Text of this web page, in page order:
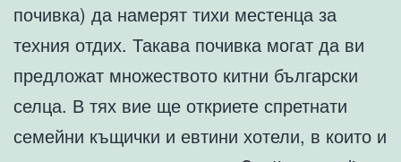
почивка) да намерят тихи местенца за
техния отдих. Такава почивка могат да ви
предложат множеството китни български
селца. В тях вие ще откриете спретнати
семейни къщички и евтини хотели, в които и